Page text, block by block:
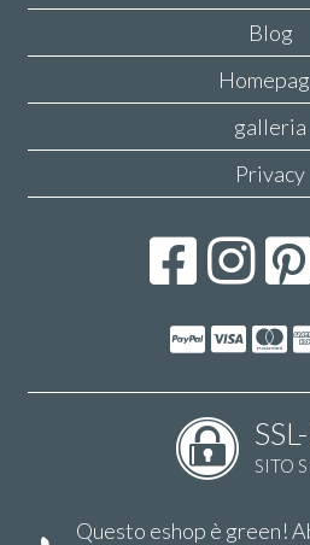
Blog
galleria
Privacy
SITO
Questo eshop è green!